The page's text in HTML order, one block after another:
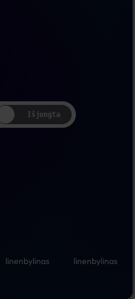
Išjungta
linenbylinas linenbylinas